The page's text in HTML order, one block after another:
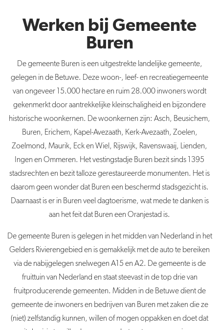
Werken bij Gemeente
Buren
Degemeente Buren is een uitgestrekte landelijkegemeente,
gelegen in de Betuwe. Deze woon-, leef- en recreatiegemeente
van ongeveer 15.000 hectare en ruim 28.000 inwoners wordt
gekenmerkt door aantrekkelijke kleinschaligheid en bijzondere
historische woonkernen. De woonkernen zijn: Asch, Beusichem,
Buren, Erichem, Kapel-Avezaath, Kerk-Avezaath, Zoelen,
Zoelmond, Maurik, Eck en Wiel, Rijswijk, Ravenswaaij, Lienden,
Ingen en Ommeren. Het vestingstadje Buren bezit sinds 1395
stadsrechten en bezit talloze gerestaureerde monumenten. Het is
daarom geen wonder dat Buren een beschermd stadsgezicht is.
Daarnaast is er in Buren veel dagtoerisme, wat mede te danken is
aan het feit dat Buren een Oranjestad is.
Degemeente Buren is gelegen in het midden van Nederland in het
Gelders Rivierengebied en is gemakkelijk met de auto te bereiken
via de nabijgelegen snelwegen A15 en A2. De gemeenteis de
fruittuin van Nederland en staat steevast in de top drie van
fruitproducerende gemeenten. Midden in de Betuwe dient de
gemeente de inwoners en bedrijven van Buren met zaken die ze
(niet) zelfstandig kunnen, willen of mogen oppakken en doet dat